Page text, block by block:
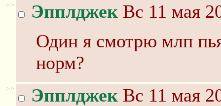
>> Эпплджек Вс 11 мая
Один я смотрю млп
норм?
>> Эпплджек Вс 11 мая